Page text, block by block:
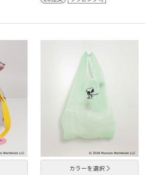
カラーを選択